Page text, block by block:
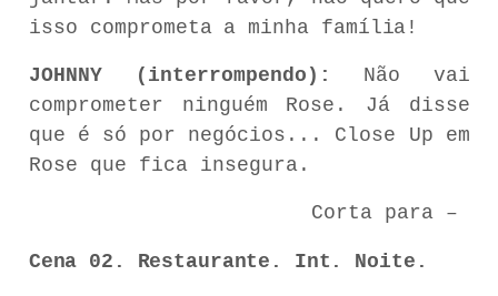
isso
comprometa a minha família!
JOHNNY (interrompendo): Não
vai
comprometer
ninguém Rose. Já
disse
que
é só por
negócios... Close Up em
Rose que fica insegura.
Corta para –
Cena 02. Restaurante. Int. Noite.